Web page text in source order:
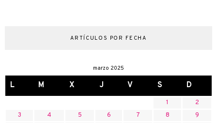
ARTÍCULOS POR FECHA
marzo 2025
L M X J V S D
1
2
3
4 5 6 7 8
9